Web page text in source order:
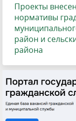
Проекты
нормативы
район и
района